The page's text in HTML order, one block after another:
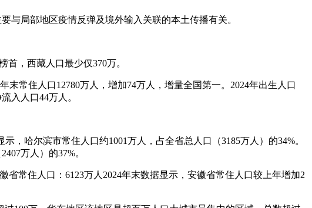
与局部地区疫情反弹及境外输入关联的本土传播有关。
首，西藏人口最少仅370万。
常住人口12780万人，增加74万人，增量全国第一。2024年出生人口
入人口44万人。
，哈尔滨市常住人口约1001万人，占全省总人口（3185万人）的34%。
万人）的37%。
省常住人口：6123万人2024年末数据显示，安徽省常住人口较上年增加2